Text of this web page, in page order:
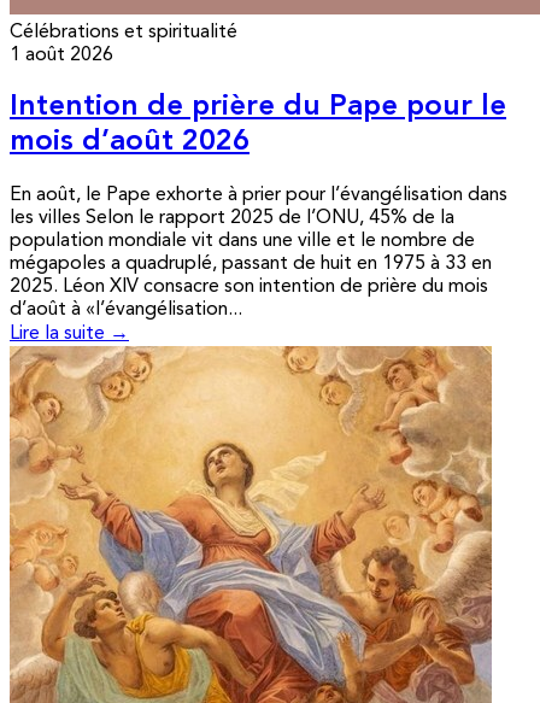
Célébrations et spiritualité
1 août 2026
Intention de prière du Pape pour le
mois d’août 2026
En août, le Pape exhorte à prier pour l’évangélisation dans
les villes Selon le rapport 2025 de l’ONU, 45% de la
population mondiale vit dans une ville et le nombre de
mégapoles a quadruplé, passant de huit en 1975 à 33 en
2025. Léon XIV consacre son intention de prière du mois
d’août à «l’évangélisation...
Lire la suite →